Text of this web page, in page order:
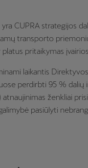
CUPRA strategijos
transporto
pritaikymas
laikantis
perdirbti 95 % dalių
ženkliai
pasiūlyti